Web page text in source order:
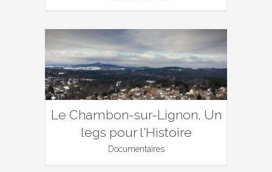
Le Chambon-sur-Lignon, Un
legs pour l'Histoire
Documentaires